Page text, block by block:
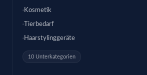
Kosmetik
Tierbedarf
Haarstylinggeräte
10 Unterkategorien